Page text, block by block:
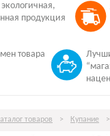
продукция
товара
товаров > Купание >